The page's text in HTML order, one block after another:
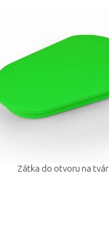
Zátka do otvoru na tvár